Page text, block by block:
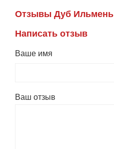
Отзывы Дуб Ильмень
Написать отзыв
Ваше имя
Ваш отзыв